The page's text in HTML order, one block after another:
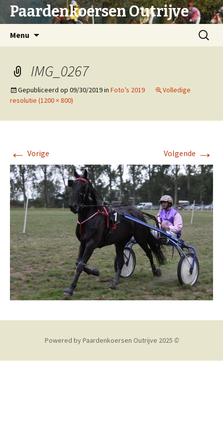
Paardenkoersen Outrijve
Menu
Zoeken
naar:
IMG_0267
Gepubliceerd op 09/30/2019in Foto’s 2019
Volledige
resolutie (1200 × 800)
← Vorige Volgende →
Powered by Paardenkoersen Outrijve 2025 ©